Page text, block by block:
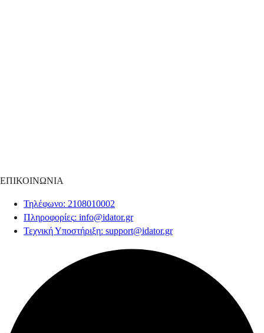
ΕΠΙΚΟΙΝΩΝΙΑ
Τηλέφωνο: 2108010002
Πληροφορίες: info@idator.gr
Τεχνική Υποστήριξη: support@idator.gr